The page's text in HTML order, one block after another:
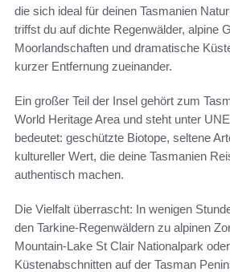
die sich ideal für deinen Tasmanien
triffst du auf dichte Regenwälder, alpine
Moorlandschaften und dramatische
kurzer Entfernung zueinander.
Ein großer Teil der Insel gehört zum
World Heritage Area und steht unter
bedeutet: geschützte Biotope, seltene
kultureller Wert, die deine Tasmanien
authentisch machen.
Die Vielfalt überrascht: In wenigen
den Tarkine‑Regenwäldern zu alpinen
Mountain-Lake St Clair Nationalpark
Küstenabschnitten auf der Tasman